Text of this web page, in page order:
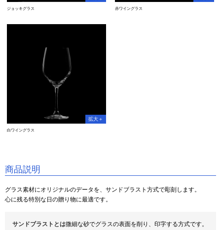
ジョッキグラス 赤ワイングラス
白ワイングラス
商品説明
グラス素材にオリジナルのデータを、サンドブラスト方式で彫刻します。
心に残る特別な日の贈り物に最適です。
サンドブラストとは微細な砂でグラスの表面を削り、印字する方式です。